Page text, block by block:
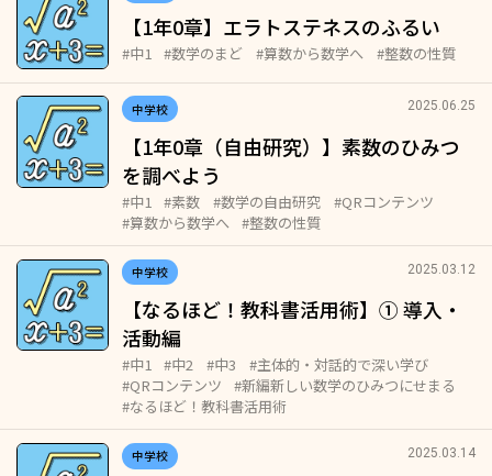
【1年0章】エラトステネスのふるい
#中1 #数学のまど #算数から数学へ #整数の性質
中学校 2025.06.25
【1年0章（自由研究）】素数のひみつ
を調べよう
#中1 #素数 #数学の自由研究
#QRコンテンツ
#算数から数学へ
#整数の性質
中学校 2025.03.12
【なるほど！教科書活用術】① 導入・
活動編
#中1 #中2 #中3
#主体的・対話的で深い学び
#QRコンテンツ
#新編新しい数学のひみつにせまる
#なるほど！教科書活用術
中学校 2025.03.14